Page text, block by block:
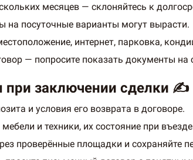
месяцев — склоняйтесь к
на посуточные варианты могут вырасти.
интернет, парковка,
— попросите показать документы на
при заключении сделки ✍️
и условия его возврата в договоре.
и техники, их состояние при
проверённые площадки и сохраняйте